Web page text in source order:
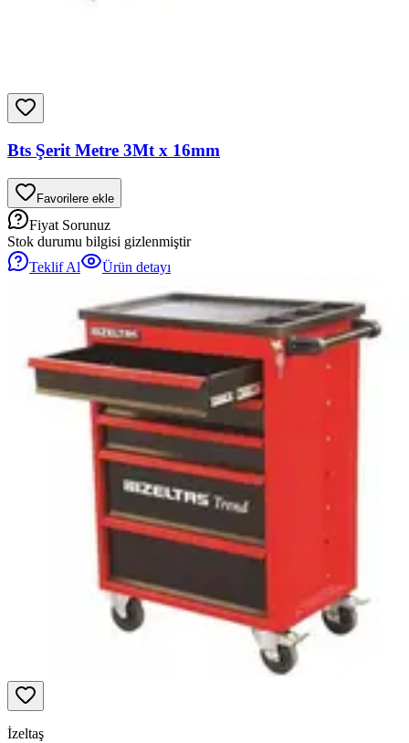
Bts Şerit Metre 3Mt x 16mm
Favorilere ekle
Fiyat Sorunuz
Stok durumu bilgisi gizlenmiştir
Teklif Al
Ürün detayı
İzeltaş